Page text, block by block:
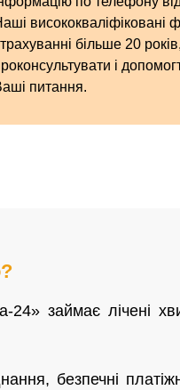
висококваліфіковані
більше 20
і
питання.
24» займає лічені
безпечні